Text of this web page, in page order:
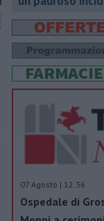
07 Agosto | 12.36
Ospedale di